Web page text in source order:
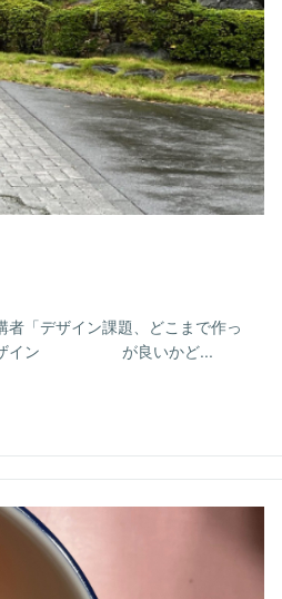
者「デザイン課題、どこまで作っ
デザイン が良いかど...